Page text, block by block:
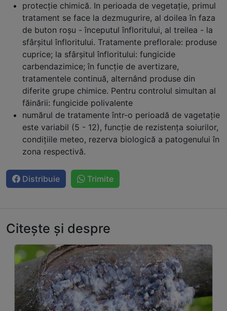
protecţie chimică. In perioada de vegetaţie, primul
tratament se face la dezmugurire, al doilea în faza
de buton roşu - începutul înfloritului, al treilea - la
sfârşitul înfloritului. Tratamente preflorale: produse
cuprice; la sfârşitul înfloritului: fungicide
carbendazimice; în funcţie de avertizare,
tratamentele continuă, alternând produse din
diferite grupe chimice. Pentru controlul simultan al
făinării: fungicide polivalente
numărul de tratamente într-o perioadă de vagetaţie
este variabil (5 - 12), funcţie de rezistenţa soiurilor,
condiţiile meteo, rezerva biologică a patogenului în
zona respectivă.
Distribuie Trimite
Citește și despre